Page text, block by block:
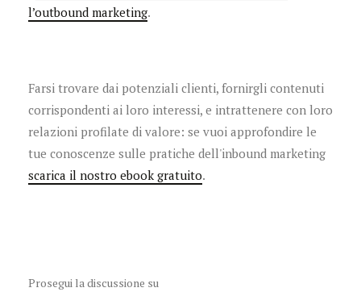
l’outbound marketing.
Farsi trovare dai potenziali clienti, fornirgli contenuti
corrispondenti ai loro interessi, e intrattenere con loro
relazioni profilate di valore: se vuoi approfondire le
tue conoscenze sulle pratiche dell'inbound marketing
scarica il nostro ebook gratuito.
Prosegui la discussione su